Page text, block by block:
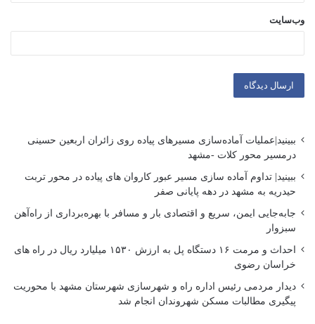
وب‌سایت
ببینید|عملیات آماده‌سازی مسیرهای پیاده روی زائران اربعین حسینی
درمسیر محور کلات -مشهد
ببینید| تداوم آماده سازی مسیر عبور کاروان های پیاده در محور تربت
حیدریه به مشهد در دهه پایانی صفر
جابه‌جایی ایمن، سریع و اقتصادی بار و مسافر با بهره‌برداری از راه‌آهن
سبزوار
احداث و مرمت ۱۶ دستگاه پل به ارزش ۱۵۳۰ میلیارد ریال در راه های
خراسان رضوی
دیدار مردمی رئیس اداره راه و شهرسازی شهرستان مشهد با محوریت
پیگیری مطالبات مسکن شهروندان انجام شد